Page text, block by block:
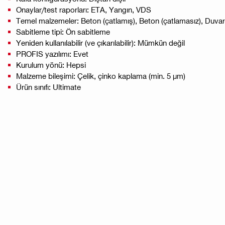
Onaylar/test raporları: ETA, Yangın, VDS
Temel malzemeler: Beton (çatlamış), Beton (çatlamasız),
Sabitleme tipi: Ön sabitleme
Yeniden kullanılabilir (ve çıkarılabilir): Mümkün değil
PROFIS yazılımı: Evet
Kurulum yönü: Hepsi
Malzeme bileşimi: Çelik, çinko kaplama (min. 5 µm)
Ürün sınıfı: Ultimate